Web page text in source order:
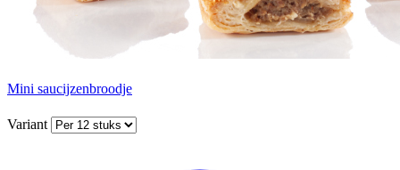
Mini saucijzenbroodje
Variant